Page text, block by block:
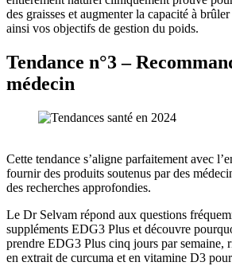
des graisses et augmenter la capacité à
ainsi vos objectifs de gestion du poids.
Tendance n°3 –
médecin
Cette tendance s’aligne parfaitement avec
fournir des produits soutenus par des
des recherches approfondies.
Le Dr Selvam répond aux questions
suppléments EDG3 Plus et découvre
prendre EDG3 Plus cinq jours par semaine,
en extrait de curcuma et en vitamine D3